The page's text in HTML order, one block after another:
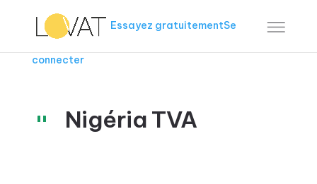
Essayez gratuitementSe
connecter
Nigéria TVA